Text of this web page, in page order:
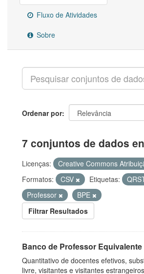
Fluxo de Atividades
Sobre
Ordenar por
7 conjuntos de dados
Licenças:
Creative Commons
Formatos:
CSV Etiquetas:
Professor
BPE
Filtrar Resultados
Banco de Professor Equivalente
Quantitativo de docentes efetivos,
livre, visitantes e visitantes